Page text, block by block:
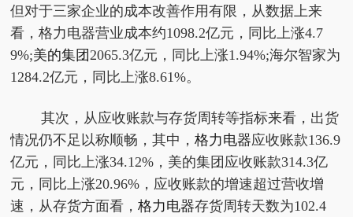
但对于三家企业的成本改善作用有限，从数据上来
看，格力电器营业成本约1098.2亿元，同比上涨4.7
9%;美的集团 2065.3亿元，同比上涨1.94%;海尔智家为
1284.2亿元，同比上涨8.61%。
其次，从应收账款与存货周转等指标来看，出货
情况仍不足以称顺畅，其中，格力电器应收账款136.9
亿元，同比上涨34.12%，美的集团应收账款314.3亿
元，同比上涨20.96%，应收账款的增速超过营收增
速，从存货方面看，格力电器存货周转天数为102.4